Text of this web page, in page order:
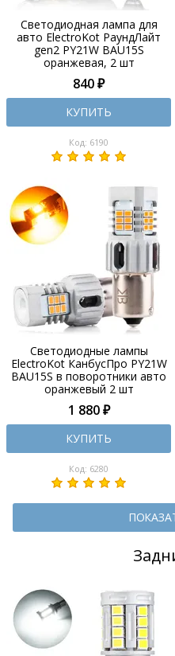
Светодиодная лампа для
авто ElectroKot РаундЛайт
gen2 PY21W BAU15S
оранжевая, 2 шт
840 ₽
КУПИТЬ
Код: 6190
Светодиодные лампы
ElectroKot КанбусПро PY21W
BAU15S в поворотники авто
оранжевый 2 шт
1 880 ₽
КУПИТЬ
Код: 6280